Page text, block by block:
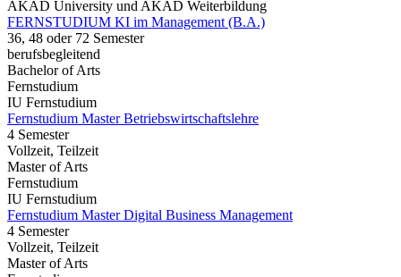
AKAD University und AKAD Weiterbildung
FERNSTUDIUM KI im Management (B.A.)
36, 48 oder 72 Semester
berufsbegleitend
Bachelor of Arts
Fernstudium
IU Fernstudium
Fernstudium Master Betriebswirtschaftslehre
4 Semester
Vollzeit, Teilzeit
Master of Arts
Fernstudium
IU Fernstudium
Fernstudium Master Digital Business Management
4 Semester
Vollzeit, Teilzeit
Master of Arts